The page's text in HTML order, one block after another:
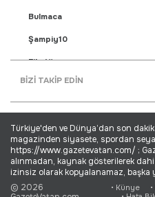
Bulmaca
Şampiy10
Fikstür
Puan Durumu
Yaşam Haberleri
Ekonomi Haberleri
Dünya Haberleri
BİZİ TAKİP EDİN
Türkiye'den ve Dünya’dan son
magazinden siyasete, spordan
https://www.gazetevatan.com/ ;
alınmadan, kaynak gösterilerek
izinsiz olarak kopyalanamaz, başka
© 2026
• Künye